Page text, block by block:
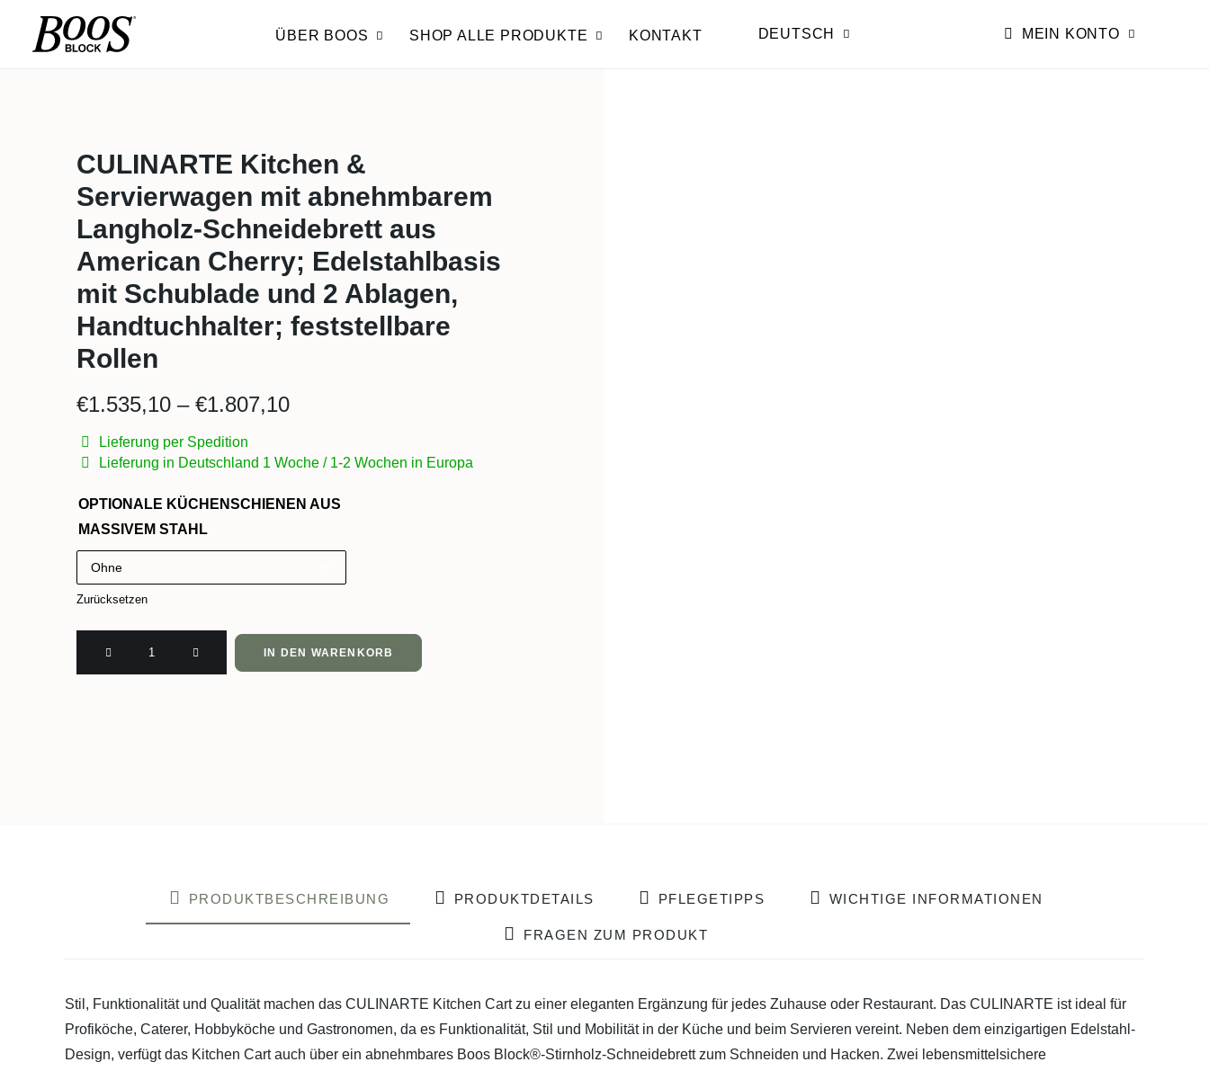
ÜBER BOOS SHOP ALLE PRODUKTE KONTAKT DEUTSCH MEIN KONTO
CULINARTE Kitchen &
Servierwagen mit abnehmbarem
Langholz-Schneidebrett aus
American Cherry; Edelstahlbasis
mit Schublade und 2 Ablagen,
Handtuchhalter; feststellbare
Rollen
€1.535,10 –€1.807,10Preisspanne:
bis
Lieferung per Spedition
Lieferung in Deutschland 1 Woche / 1-2 Wochen in Europa
OPTIONALE KÜCHENSCHIENEN AUS
MASSIVEM STAHL
Zurücksetzen
IN DEN WARENKORB
PRODUKTBESCHREIBUNG PRODUKTDETAILS PFLEGETIPPS WICHTIGE INFORMATIONEN
FRAGEN ZUM PRODUKT
Stil, Funktionalität und Qualität machen das CULINARTE Kitchen Cart zu einer eleganten Ergänzung für jedes Zuhause oder Restaurant. Das CULINARTE ist ideal für
Profiköche, Caterer, Hobbyköche und Gastronomen, da es Funktionalität, Stil und Mobilität in der Küche und beim Servieren vereint. Neben dem einzigartigen Edelstahl-
Design, verfügt das Kitchen Cart auch über ein abnehmbares Boos Block®-Stirnholz-Schneidebrett zum Schneiden und Hacken. Zwei lebensmittelsichere